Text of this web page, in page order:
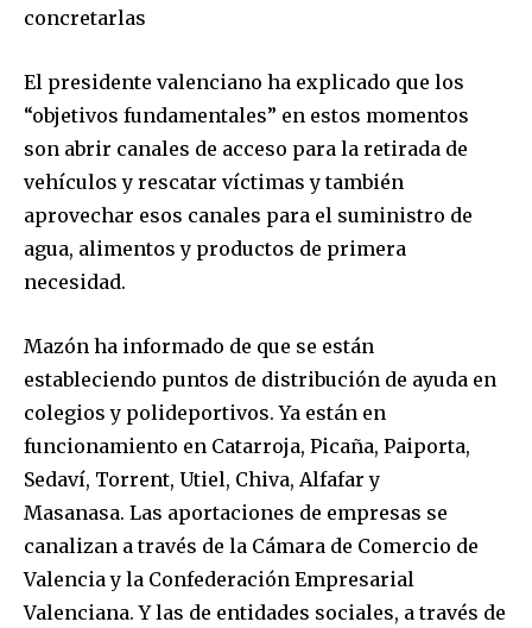
concretarlas
El presidente valenciano ha explicado que los
“objetivos fundamentales” en estos momentos
son abrir canales de acceso para la retirada de
vehículos y rescatar víctimas y también
aprovechar esos canales para el suministro de
agua, alimentos y productos de primera
necesidad.
Mazón ha informado de que se están
estableciendo puntos de distribución de ayuda en
colegios y polideportivos. Ya están en
funcionamiento en Catarroja, Picaña, Paiporta,
Sedaví, Torrent, Utiel, Chiva, Alfafar y
Masanasa. Las aportaciones de empresas se
canalizan a través de la Cámara de Comercio de
Valencia y la Confederación Empresarial
Valenciana. Y las de entidades sociales, a través de